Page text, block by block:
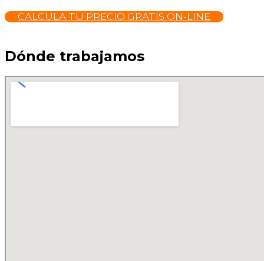
CALCULA TU PRECIO GRATIS ON-LINE
Dónde trabajamos